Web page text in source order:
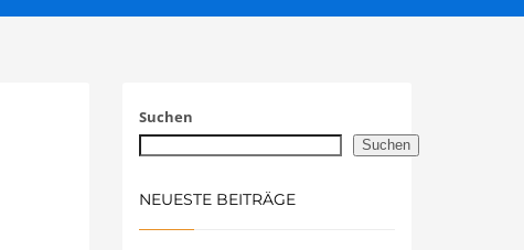
Suchen
Suchen
NEUESTE BEITRÄGE